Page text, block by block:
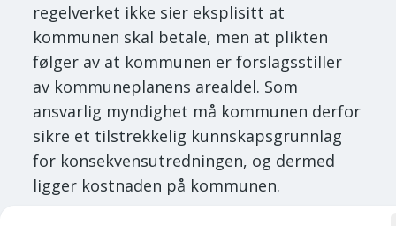
regelverket ikke sier eksplisitt at
kommunen skal betale, men at plikten
følger av at kommunen er forslagsstiller
av kommuneplanens arealdel. Som
ansvarlig myndighet må kommunen derfor
sikre et tilstrekkelig kunnskapsgrunnlag
for konsekvensutredningen, og dermed
ligger kostnaden på kommunen.